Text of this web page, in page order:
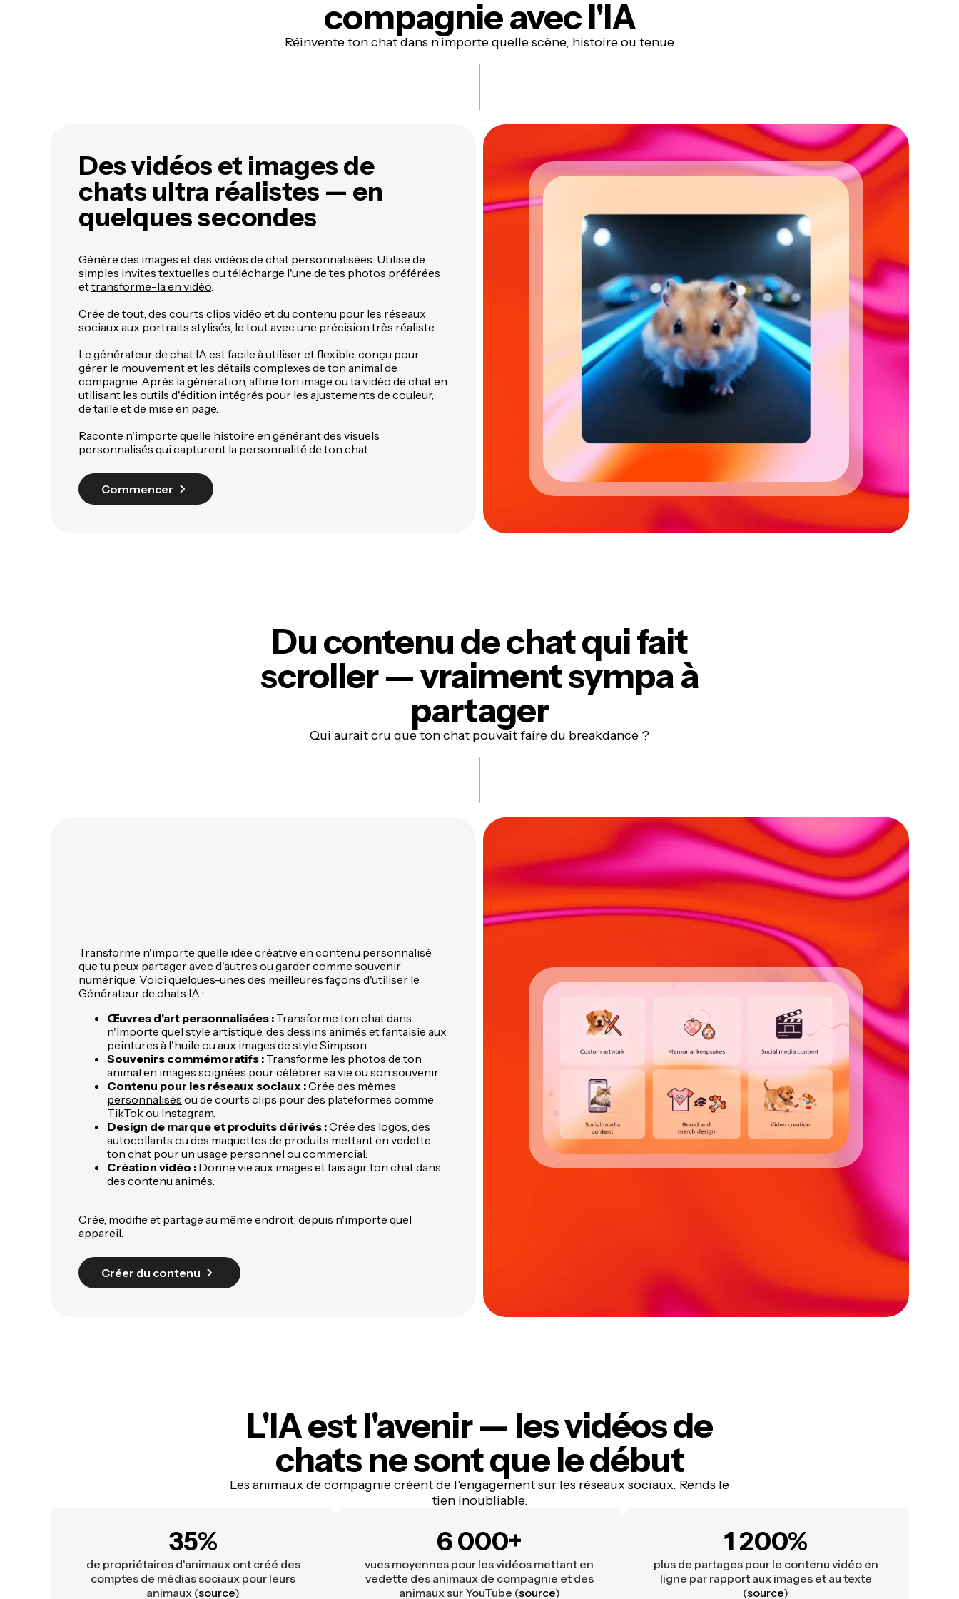
compagnieavec l'IA
Réinvente ton chat dans n'importe quelle scène, histoire ou tenue
Des vidéos et images de
chats ultra réalistes — en
quelques secondes
Génère des images et des vidéos de chat personnalisées. Utilise de
simples invites textuelles ou télécharge l'une de tes photos préférées
ettransforme-la en vidéo.
Crée de tout, des courts clips vidéo et du contenu pour les réseaux
sociaux aux portraits stylisés, le tout avec une précision très réaliste.
Le générateur de chat IA est facile à utiliser et flexible, conçu pour
gérer le mouvement et les détails complexes de ton animal de
compagnie. Après la génération, affine ton image ou ta vidéo de chat en
utilisant les outils d'édition intégrés pour les ajustements de couleur,
de taille et de mise en page.
Raconte n'importe quelle histoire en générant des visuels
personnalisés qui capturent la personnalité de ton chat.
Commencer
Du contenu de chat qui fait
scroller —vraiment sympa à
partager
Qui aurait cru que ton chat pouvait faire du breakdance ?
Transforme n'importe quelle idée créative en contenu personnalisé
que tu peux partager avec d'autres ou garder comme souvenir
numérique. Voici quelques-unes des meilleures façons d'utiliser le
Générateur de chats IA :
Œuvres d'art personnalisées : Transforme ton chat dans
n'importe quel style artistique, des dessins animés et fantaisie aux
peintures à l'huile ou aux images de style Simpson.
Souvenirs commémoratifs : Transforme les photos de ton
animal en images soignées pour célébrer sa vie ou son souvenir.
Contenu pour les réseaux sociaux :Crée des mèmes
personnalisés ou de courts clips pour des plateformes comme
TikTok ou Instagram.
Design de marque et produits dérivés :Crée des logos, des
autocollants ou des maquettes de produits mettant en vedette
ton chat pour un usage personnel ou commercial.
Création vidéo : Donne vie aux images et fais agir ton chat dans
des contenu animés.
Crée, modifie et partage au même endroit, depuis n'importe quel
appareil.
Créer du contenu
L'IA est l'avenir— les vidéos de
chats ne sont que le début
Les animaux de compagnie créent de l'engagement sur les réseaux sociaux. Rends le
tien inoubliable.
35%
de propriétaires d'animaux ont créé des
comptes de médias sociaux pour leurs
animaux (source)
6 000+
vues moyennes pour les vidéos mettant en
vedette des animaux de compagnie et des
animaux sur YouTube (source)
1 200%
plus de partages pour le contenu vidéo en
ligne par rapport aux images et au texte
(source)